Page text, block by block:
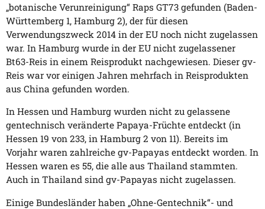
„botanische Verunreinigung“ Raps GT73 gefunden (Baden-
Württemberg 1, Hamburg 2), der für diesen
Verwendungszweck 2014 in der EU noch nicht zugelassen
war. In Hamburg wurde in der EU nicht zugelassener
Bt63-Reis in einem Reisprodukt nachgewiesen. Dieser gv-
Reis war vor einigen Jahren mehrfach in Reisprodukten
aus China gefunden worden.
In Hessen und Hamburg wurden nicht zu gelassene
gentechnisch veränderte Papaya-Früchte entdeckt (in
Hessen 19 von 233, in Hamburg 2 von 11). Bereits im
Vorjahr waren zahlreiche gv-Papayas entdeckt worden. In
Hessen waren es 55, die alle aus Thailand stammten.
Auch in Thailand sind gv-Papayas nicht zugelassen.
Einige Bundesländer haben „Ohne-Gentechnik“- und